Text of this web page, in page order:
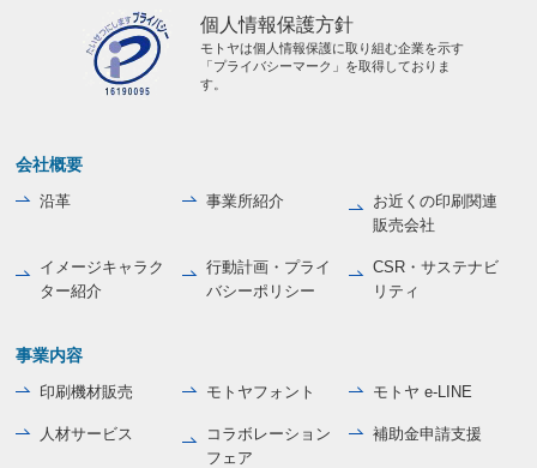
個人情報保護方針
モトヤは個人情報保護に取り組む企業を示す
「プライバシーマーク」を取得しておりま
す。
会社概要
沿革 事業所紹介
お近くの印刷関連
販売会社
イメージキャラク
ター紹介
行動計画・プライ
バシーポリシー
CSR・サステナビ
リティ
事業内容
印刷機材販売 モトヤフォント モトヤ e-LINE
人材サービス
コラボレーション
フェア
補助金申請支援